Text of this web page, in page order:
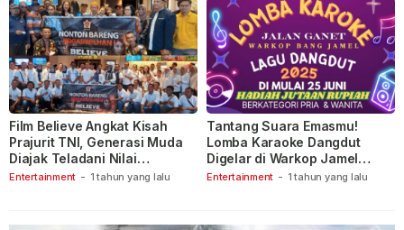
Entertainment - 1 tahun yang lalu
Film Believe Angkat Kisah
Prajurit TNI, Generasi Muda
Diajak Teladani Nilai
Keberanian
Entertainment - 1 tahun yang lalu
Tantang Suara Emasmu!
Lomba Karaoke Dangdut
Digelar di Warkop Jamel
Ganet